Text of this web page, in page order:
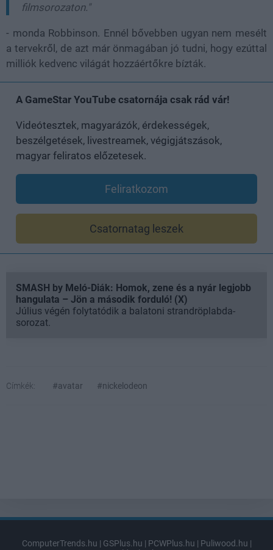
filmsorozaton."
- monda Robbinson. Ennél bővebben ugyan nem mesélt
a tervekről, de azt már önmagában jó tudni, hogy ezúttal
milliók kedvenc világát hozzáértőkre bízták.
A GameStar YouTube csatornája csak rád vár!
Videótesztek, magyarázók, érdekességek,
beszélgetések, livestreamek, végigjátszások,
magyar feliratos előzetesek.
Feliratkozom
Csatornatag leszek
SMASH by Meló-Diák: Homok, zene és a nyár legjobb
hangulata – Jön a második forduló! (X)
Július végén folytatódik a balatoni strandröplabda-
sorozat.
Címkék: #avatar #nickelodeon
ComputerTrends.hu | GSPlus.hu | PCWPlus.hu | Puliwood.hu |